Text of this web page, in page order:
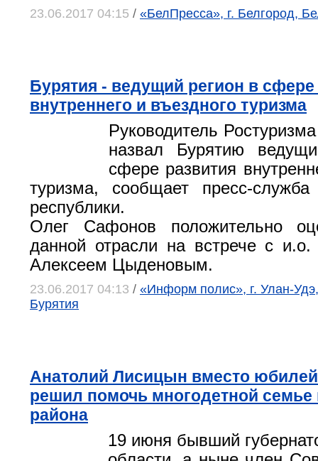
23.06.2017 04:15 / «БелПресса», г. Белгород,
Бурятия - ведущий регион в сфере
внутреннего и въездного туризма
Руководитель
назвал Бурятию
сфере развития
туризма, сообщает пресс-служба
республики.
Олег Сафонов положительно
данной отрасли на встрече с и.о.
Алексеем Цыденовым.
23.06.2017 04:13 / «Информ полис», г. Улан-
Бурятия
Анатолий Лисицын вместо
решил помочь многодетной семье
района
19 июня бывший